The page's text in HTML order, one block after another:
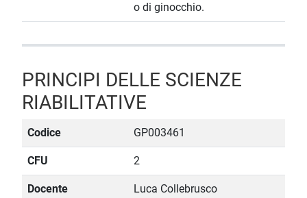
o di ginocchio.
PRINCIPI DELLE SCIENZE
RIABILITATIVE
Codice GP003461
CFU 2
Docente
Luca Collebrusco